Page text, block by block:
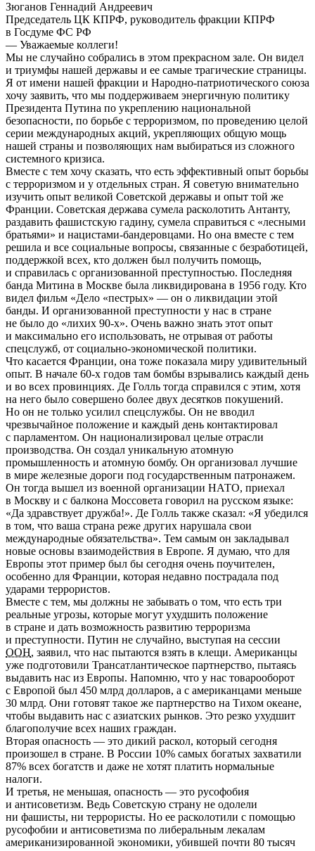
Зюганов Геннадий Андреевич
Председатель ЦК КПРФ, руководитель фракции КПРФ
в Госдуме ФС РФ
— Уважаемые коллеги!
Мы не случайно собрались в этом прекрасном зале. Он видел
и триумфы нашей державы и ее самые трагические страницы.
Я от имени нашей фракции и Народно-патриотического союза
хочу заявить, что мы поддерживаем энергичную политику
Президента Путина по укреплению национальной
безопасности, по борьбе с терроризмом, по проведению целой
серии международных акций, укрепляющих общую мощь
нашей страны и позволяющих нам выбираться из сложного
системного кризиса.
Вместе с тем хочу сказать, что есть эффективный опыт борьбы
с терроризмом и у отдельных стран. Я советую внимательно
изучить опыт великой Советской державы и опыт той же
Франции. Советская держава сумела расколотить Антанту,
раздавить фашистскую гадину, сумела справиться с «лесными
братьями» и нацистами-бандеровцами. Но она вместе с тем
решила и все социальные вопросы, связанные с безработицей,
поддержкой всех, кто должен был получить помощь,
и справилась с организованной преступностью. Последняя
банда Митина в Москве была ликвидирована в 1956 году. Кто
видел фильм «Дело «пестрых» — он о ликвидации этой
банды. И организованной преступности у нас в стране
не было до «лихих 90-х». Очень важно знать этот опыт
и максимально его использовать, не отрывая от работы
спецслужб, от социально-экономической политики.
Что касается Франции, она тоже показала миру удивительный
опыт. В начале 60-х годов там бомбы взрывались каждый день
и во всех провинциях. Де Голль тогда справился с этим, хотя
на него было совершено более двух десятков покушений.
Но он не только усилил спецслужбы. Он не вводил
чрезвычайное положение и каждый день контактировал
с парламентом. Он национализировал целые отрасли
производства. Он создал уникальную атомную
промышленность и атомную бомбу. Он организовал лучшие
в мире железные дороги под государственным патронажем.
Он тогда вышел из военной организации НАТО, приехал
в Москву и с балкона Моссовета говорил на русском языке:
«Да здравствует дружба!». Де Голль также сказал: «Я убедился
в том, что ваша страна реже других нарушала свои
международные обязательства». Тем самым он закладывал
новые основы взаимодействия в Европе. Я думаю, что для
Европы этот пример был бы сегодня очень поучителен,
особенно для Франции, которая недавно пострадала под
ударами террористов.
Вместе с тем, мы должны не забывать о том, что есть три
реальные угрозы, которые могут ухудшить положение
в стране и дать возможность развитию терроризма
и преступности. Путин не случайно, выступая на сессии
ООН, заявил, что нас пытаются взять в клещи. Американцы
уже подготовили Трансатлантическое партнерство, пытаясь
выдавить нас из Европы. Напомню, что у нас товарооборот
с Европой был 450 млрд долларов, а с американцами меньше
30 млрд. Они готовят такое же партнерство на Тихом океане,
чтобы выдавить нас с азиатских рынков. Это резко ухудшит
благополучие всех наших граждан.
Вторая опасность — это дикий раскол, который сегодня
произошел в стране. В России 10% самых богатых захватили
87% всех богатств и даже не хотят платить нормальные
налоги.
И третья, не меньшая, опасность — это русофобия
и антисоветизм. Ведь Советскую страну не одолели
ни фашисты, ни террористы. Но ее расколотили с помощью
русофобии и антисоветизма по либеральным лекалам
американизированной экономики, убившей почти 80 тысяч